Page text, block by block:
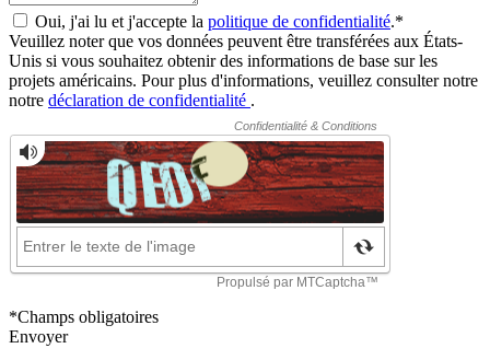
Oui, j'ai lu et j'accepte la politique de confidentialité.*
Veuillez noter que vos données peuvent être transférées aux États-
Unis si vous souhaitez obtenir des informations de base sur les
projets américains. Pour plus d'informations, veuillez consulter notre
notre déclaration de confidentialité .
*Champs obligatoires
Envoyer